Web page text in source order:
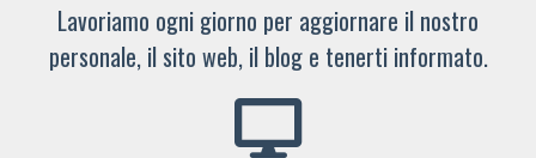
Lavoriamo ogni giorno per aggiornare il nostro
personale, il sito web, il blog e tenerti informato.